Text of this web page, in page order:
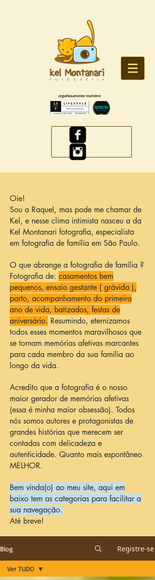
orgulhosamente membro:
Oie!
Sou a Raquel, mas pode me chamar de
Kel, e nesse clima intimista nasceu a da
Kel Montanari fotografia, especialista
em fotografia de família em São Paulo.
O que abrange a fotografia de família ?
Fotografia de: casamentos bem
pequenos, ensaio gestante ( grávida ),
parto, acompanhamento do primeiro
ano de vida, batizados, festas de
aniversário. Resumindo, eternizamos
todos esses momentos maravilhosos que
se tornam memórias afetivas marcantes
para cada membro da sua família ao
longo da vida.
Acredito que a fotografia é o nosso
maior gerador de memórias afetivas
(essa é minha maior obsessão). Todos
nós somos autores e protagonistas de
grandes histórias que merecem ser
contadas com delicadeza e
autenticidade. Quanto mais espontâneo
MELHOR.
Bem vinda(o) ao meu site, aqui em
baixo tem as categorias para facilitar a
sua navegação.
Até breve!
Blog Registre-se
Ver TUDO